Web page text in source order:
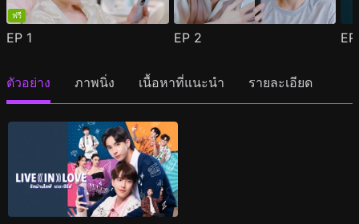
ฟรี
EP 1 EP 2
ตัวอย่าง ภาพนิ่ง เนื้อหาที่แนะนำ รายละเอียด